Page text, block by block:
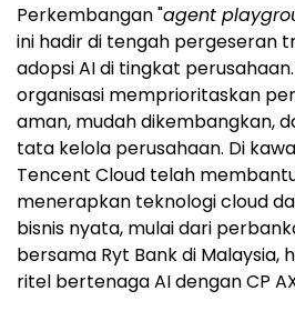
Perkembangan "agent
ini hadir di tengah pergeseran
adopsi AI di tingkat
organisasi memprioritaskan
aman, mudah dikembangkan,
tata kelola perusahaan. Di
Tencent Cloud telah
menerapkan teknologi cloud
bisnis nyata, mulai dari
bersama Ryt Bank di Malaysia,
ritel bertenaga AI dengan CP